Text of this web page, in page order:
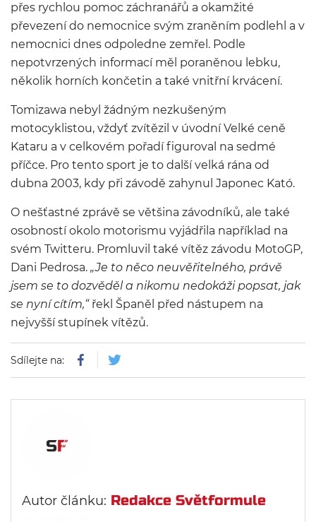
přes rychlou pomoc záchranářů a okamžité
převezení do nemocnice svým zraněním podlehl a v
nemocnici dnes odpoledne zemřel. Podle
nepotvrzených informací měl poraněnou lebku,
několik horních končetin a také vnitřní krvácení.
Tomizawa nebyl žádným nezkušeným
motocyklistou, vždyť zvítězil v úvodní Velké ceně
Kataru a v celkovém pořadí figuroval na sedmé
příčce. Pro tento sport je to další velká rána od
dubna 2003, kdy při závodě zahynul Japonec Kató.
O nešťastné zprávě se většina závodníků, ale také
osobností okolo motorismu vyjádřila například na
svém Twitteru. Promluvil také vítěz závodu MotoGP,
Dani Pedrosa. „Je to něco neuvěřitelného, právě
jsem se to dozvěděl a nikomu nedokáži popsat, jak
se nyní cítím,“řekl Španěl před nástupem na
nejvyšší stupínek vítězů.
Sdílejte na:
Autor článku: Redakce Světformule